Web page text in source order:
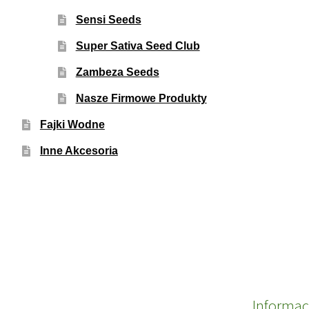
Sensi Seeds
Super Sativa Seed Club
Zambeza Seeds
Nasze Firmowe Produkty
Fajki Wodne
Inne Akcesoria